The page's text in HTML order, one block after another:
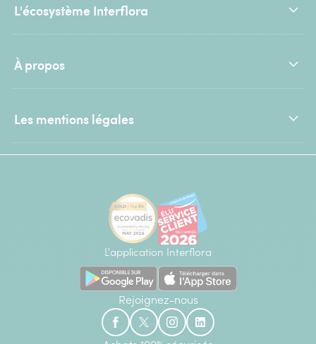
L'écosystème Interflora
À propos
Les mentions légales
L'application Interflora
Rejoignez-nous